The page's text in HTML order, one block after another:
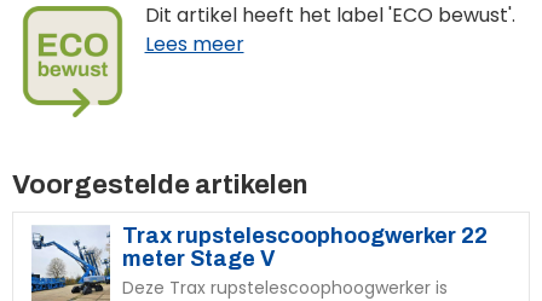
Dit artikel heeft het label 'ECO bewust'.
Lees meer
Voorgestelde artikelen
Trax rupstelescoophoogwerker 22
meter Stage V
Deze Trax rupstelescoophoogwerker is